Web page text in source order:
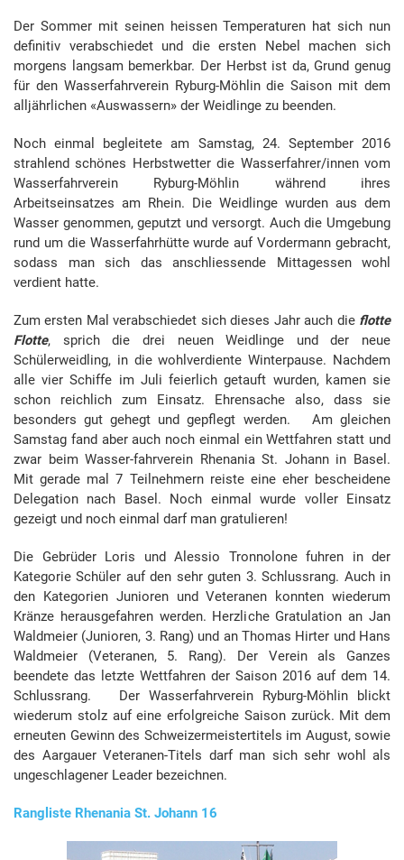
Der Sommer mit seinen heissen Temperaturen hat sich nun
definitiv verabschiedet und die ersten Nebel machen sich
morgens langsam bemerkbar. Der Herbst ist da, Grund genug
für den Wasserfahrverein Ryburg-Möhlin die Saison mit dem
alljährlichen «Auswassern» der Weidlinge zu beenden.
Noch einmal begleitete am Samstag, 24. September 2016
strahlend schönes Herbstwetter die Wasserfahrer/innen vom
Wasserfahrverein Ryburg-Möhlin während ihres
Arbeitseinsatzes am Rhein. Die Weidlinge wurden aus dem
Wasser genommen, geputzt und versorgt. Auch die Umgebung
rund um die Wasserfahrhütte wurde auf Vordermann gebracht,
sodass man sich das anschliessende Mittagessen wohl
verdient hatte.
Zum ersten Mal verabschiedet sich dieses Jahr auch die flotte
Flotte, sprich die drei neuen Weidlinge und der neue
Schülerweidling, in die wohlverdiente Winterpause. Nachdem
alle vier Schiffe im Juli feierlich getauft wurden, kamen sie
schon reichlich zum Einsatz. Ehrensache also, dass sie
besonders gut gehegt und gepflegt werden. Am gleichen
Samstag fand aber auch noch einmal ein Wettfahren statt und
zwar beim Wasser-fahrverein Rhenania St. Johann in Basel.
Mit gerade mal 7 Teilnehmern reiste eine eher bescheidene
Delegation nach Basel. Noch einmal wurde voller Einsatz
gezeigt und noch einmal darf man gratulieren!
Die Gebrüder Loris und Alessio Tronnolone fuhren in der
Kategorie Schüler auf den sehr guten 3. Schlussrang. Auch in
den Kategorien Junioren und Veteranen konnten wiederum
Kränze herausgefahren werden. Herzliche Gratulation an Jan
Waldmeier (Junioren, 3. Rang) und an Thomas Hirter und Hans
Waldmeier (Veteranen, 5. Rang). Der Verein als Ganzes
beendete das letzte Wettfahren der Saison 2016 auf dem 14.
Schlussrang. Der Wasserfahrverein Ryburg-Möhlin blickt
wiederum stolz auf eine erfolgreiche Saison zurück. Mit dem
erneuten Gewinn des Schweizermeistertitels im August, sowie
des Aargauer Veteranen-Titels darf man sich sehr wohl als
ungeschlagener Leader bezeichnen.
Rangliste Rhenania St. Johann 16